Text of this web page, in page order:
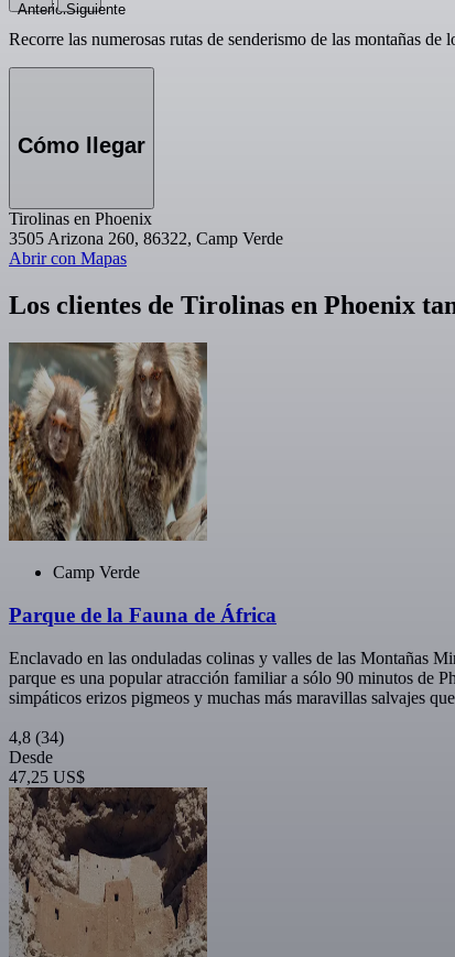
AnteriorSiguiente
Recorre las numerosas rutas de senderismo de las montañas
Cómo llegar
Tirolinas en Phoenix
3505 Arizona 260, 86322, Camp Verde
Abrir con Mapas
Los clientes de Tirolinas en Phoenix
Camp Verde
Parque de la Fauna de África
Enclavado en las onduladas colinas y valles de las Montañas
parque es una popular atracción familiar a sólo 90 minutos de
simpáticos erizos pigmeos y muchas más maravillas salvajes
4,8 (34)
Desde
47,25 US$